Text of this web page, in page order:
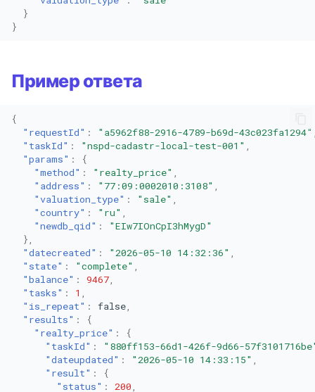
}
}
Пример ответа
{
"requestId" : "a5962f88-2916-4789-b69d-43c023fa1294"
"taskId" : "nspd-cadastr-local-test-001"
"params" :
{
"method" : "realty_price"
"address" : "77:09:0002010:3108"
"valuation_type" : "sale"
"country" : "ru"
"newdb_qid" :
"EIw7IOnCpI3hMygD"
},
"datecreated" : "2026-05-10 14:32:36"
"state" : "complete"
"balance" : 9467
"tasks" : 1
"is_repeat" : false
"results" :
{
"realty_price" :
{
"taskId" :
"880ff153-66d1-426f-9d66-
"dateupdated" : "2026-05-10 14:33:15"
"result" :
{
"status" : 200